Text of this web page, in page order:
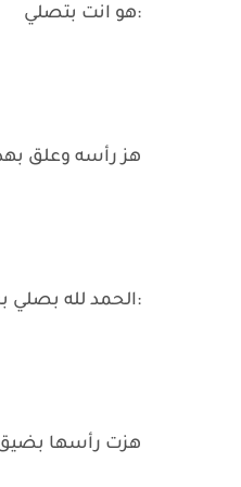
:هو انت بتصلي
هز رأسه وعلق
:الحمد لله
هزت رأسها